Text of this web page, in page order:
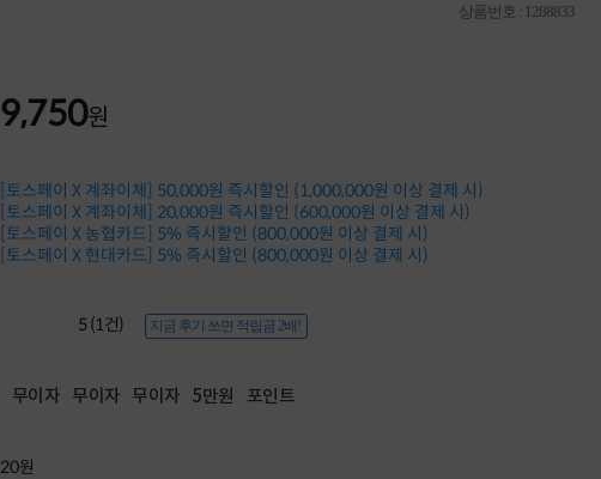
MSI 공유기
적립금 3% 페이백
시스코 스위칭허브
누적 금액 별
상품번호 : 1288833
9,750원
[토스페이 X 계좌이체] 50,000원 즉시할인 (1,000,000원 이상 결제 시)
[토스페이 X 계좌이체] 20,000원 즉시할인 (600,000원 이상 결제 시)
[토스페이 X 농협카드] 5% 즉시할인 (800,000원 이상 결제 시)
[토스페이 X 현대카드] 5% 즉시할인 (800,000원 이상 결제 시)
5 (1건) 지금 후기 쓰면 적립금 2배!
무이자 무이자 무이자 5만원 포인트
20원